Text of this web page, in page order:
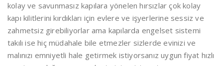
kolay ve savunmasız kapılara yönelen hırsızlar çok kolay
kapı kilitlerini kırdıkları için evlere ve işyerlerine sessiz ve
zahmetsiz girebiliyorlar ama kapılarda engelset sistemi
takılı ise hiç müdahale bile etmezler sizlerde evinizi ve
malınızı emniyetli hale getirmek istiyorsanız uygun fiyat hızlı